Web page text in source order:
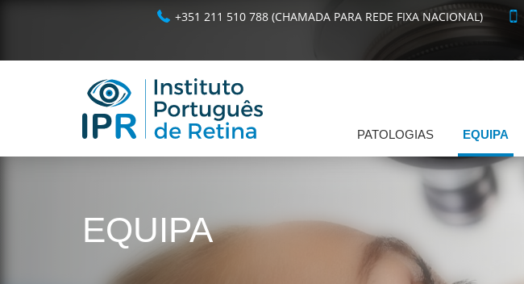
+351 211 510 788 (CHAMADA PARA REDE FIXA NACIONAL)
PATOLOGIAS EQUIPA
EQUIPA